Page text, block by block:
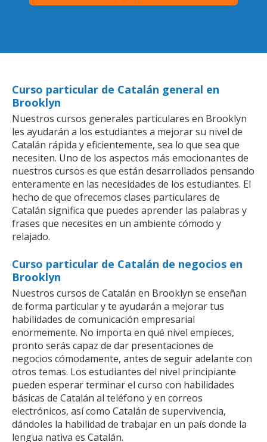
Curso particular de Catalán general en
Brooklyn
Nuestros cursos generales particulares en Brooklyn
les ayudarán a los estudiantes a mejorar su nivel de
Catalán rápida y eficientemente, sea lo que sea que
necesiten. Uno de los aspectos más emocionantes de
nuestros cursos es que están desarrollados pensando
enteramente en las necesidades de los estudiantes. El
hecho de que ofrecemos clases particulares de
Catalán significa que puedes aprender las palabras y
frases que necesites en un ambiente cómodo y
relajado.
Curso particular de Catalán de negocios en
Brooklyn
Nuestros cursos de Catalán en Brooklyn se enseñan
de forma particular y te ayudarán a mejorar tus
habilidades de comunicación empresarial
enormemente. No importa en qué nivel empieces,
pronto serás capaz de dar presentaciones de
negocios cómodamente, antes de seguir adelante con
otros temas. Los estudiantes del nivel principiante
pueden esperar terminar el curso con habilidades
básicas de Catalán al teléfono y en correos
electrónicos, así como Catalán de supervivencia,
dándoles la habilidad de trabajar en un país donde la
lengua nativa es Catalán.